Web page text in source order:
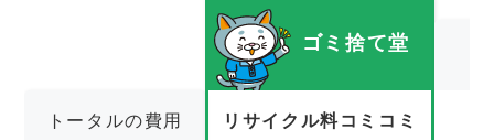
トータルの費用
ゴミ捨て堂
リサイクル料コミコミ